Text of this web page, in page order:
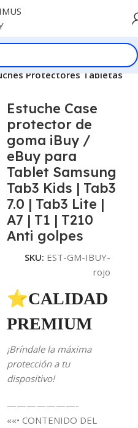
Protectores Tabletas
Estuche Case
protector de
goma iBuy /
eBuy para
Tablet Samsung
Tab3 Kids | Tab3
7.0 | Tab3 Lite |
A7 | T1 | T210
Anti golpes
SKU: EST-GM-IBUY-
rojo
⭐CALIDAD
PREMIUM
¡Bríndale la máxima
protección a tu
dispositivo!
———————-
««• CONTENIDO DEL